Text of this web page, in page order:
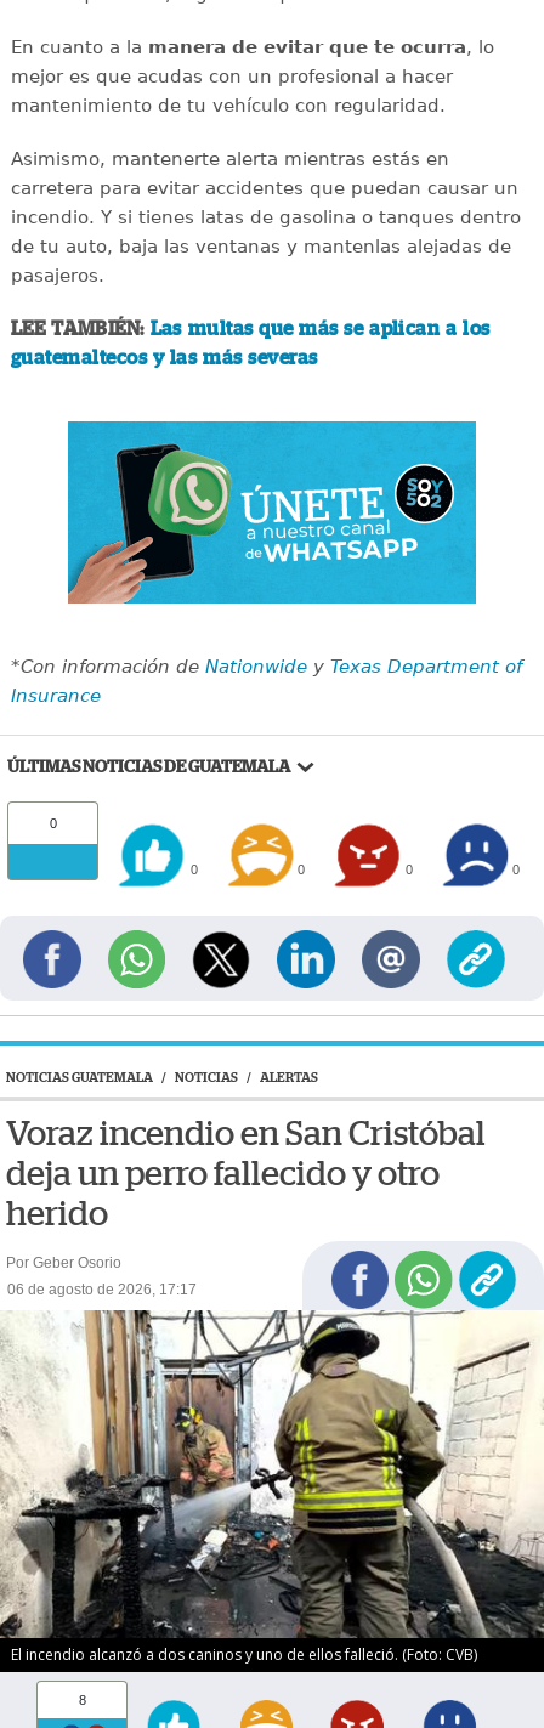
En cuanto a la manera de evitar que te ocurra, lo
mejor es que acudas con un profesional a hacer
mantenimiento de tu vehículo con regularidad.
Asimismo, mantenerte alerta mientras estás en
carretera para evitar accidentes que puedan causar un
incendio. Y si tienes latas de gasolina o tanques dentro
de tu auto, baja las ventanas y mantenlas alejadas de
pasajeros.
LEE TAMBIÉN: Las multas que más se aplican a los
guatemaltecos y las más severas
*Con información de Nationwidey Texas Department of
Insurance
ÚLTIMAS NOTICIAS DE GUATEMALA
0
0 0 0 0
NOTICIAS GUATEMALA / NOTICIAS / ALERTAS
Voraz incendio en San Cristóbal
deja un perro fallecido y otro
herido
Por Geber Osorio
06 de agosto de 2026, 17:17
El incendio alcanzó a dos caninos y uno de ellos falleció. (Foto: CVB)
8